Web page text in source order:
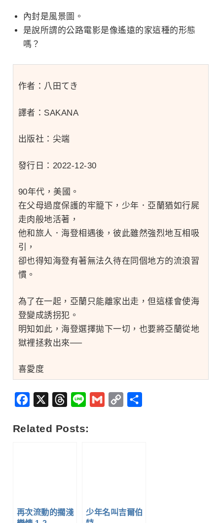
內封是風景圖。
是說所謂的公路電影是像遙遠的家這種的形態
嗎？
作者：八田てき
譯者：SAKANA
出版社：尖端
發行日：2022-12-30
90年代，美國。
在父母過度保護的牢籠下，少年．亞蘭猶如行屍
走肉般地活著，
他和旅人．海登相遇後，彼此雖然強烈地互相吸
引，
卻也得知海登有著無法久待在同個地方的流浪習
慣。
為了在一起，亞蘭只能離家出走，但這樣會使海
登變成誘拐犯。
明知如此，海登選擇拋下一切，也要將亞蘭從地
獄裡拯救出來──
喜愛度
Facebook Threads
Line Gmail Copy
Related Posts:
再次流動的擱淺
少年名叫吉爾伯